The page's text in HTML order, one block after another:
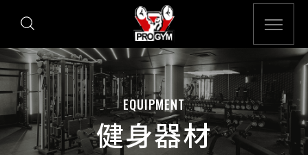
EQUIPMENT
健身器材